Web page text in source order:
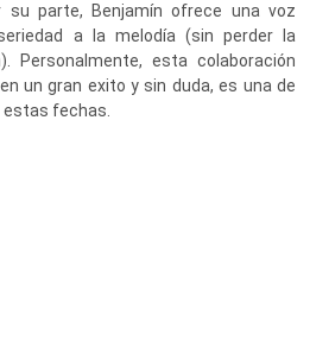
su parte, Benjamín ofrece una voz
a la melodía (sin perder la
Personalmente, esta colaboración
un gran exito y sin duda, es una de
estas fechas.